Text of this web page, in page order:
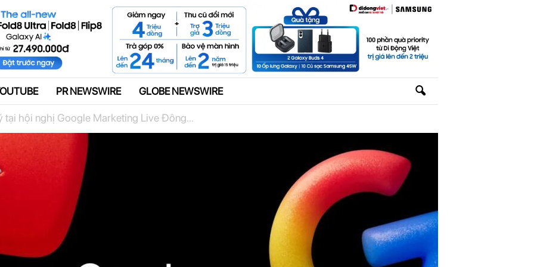
Quảng cáo
PR NEWSWIRE GLOBE NEWSWIRE
tại hội nghị Google Marketing Live Đông...